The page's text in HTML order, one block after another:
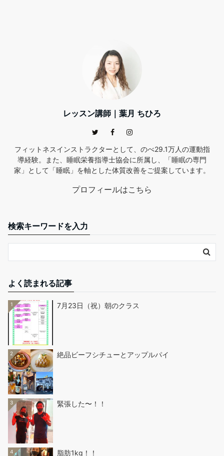
レッスン講師｜葉月 ちひろ
フィットネスインストラクターとして、のべ29.1万人の運動指
導経験。また、睡眠栄養指導士協会に所属し、「睡眠の専門
家」として「睡眠」を軸とした体質改善をご提案しています。
プロフィールはこちら
検索キーワードを入力
よく読まれる記事
1 7月23日（祝）朝のクラス
2 絶品ビーフシチューとアップルパイ
3 緊張した〜！！
4 脂肪1kg！！